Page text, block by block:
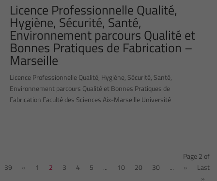
Licence Professionnelle Qualité,
Hygiène, Sécurité, Santé,
Environnement parcours Qualité et
Bonnes Pratiques de Fabrication –
Marseille
Licence Professionnelle Qualité, Hygiène, Sécurité, Santé,
Environnement parcours Qualité et Bonnes Pratiques de
Fabrication Faculté des Sciences Aix-Marseille Université
Page 2 of
39
« 1 2 3 4 5 ... 10 20 30 ... »
Last
»